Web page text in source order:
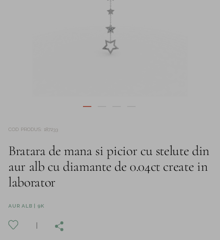
COD PRODUS 187233
Bratara de mana si picior cu stelute din
aur alb cu diamante de 0.04ct create in
laborator
AUR ALB | 9K